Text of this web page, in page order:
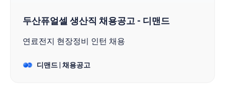
두산퓨얼셀 생산직 채용공고 - 디맨드
연료전지 현장정비 인턴 채용
디맨드 | 채용공고